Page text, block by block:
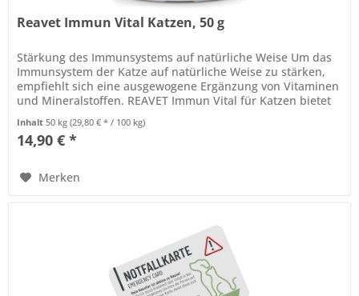
Reavet Immun Vital Katzen, 50 g
Stärkung des Immunsystems auf natürliche Weise Um das
Immunsystem der Katze auf natürliche Weise zu stärken,
empfiehlt sich eine ausgewogene Ergänzung von Vitaminen
und Mineralstoffen. REAVET Immun Vital für Katzen bietet
Inhalt 50 kg(29,80 € * / 100 kg)
14,90 € *
Merken